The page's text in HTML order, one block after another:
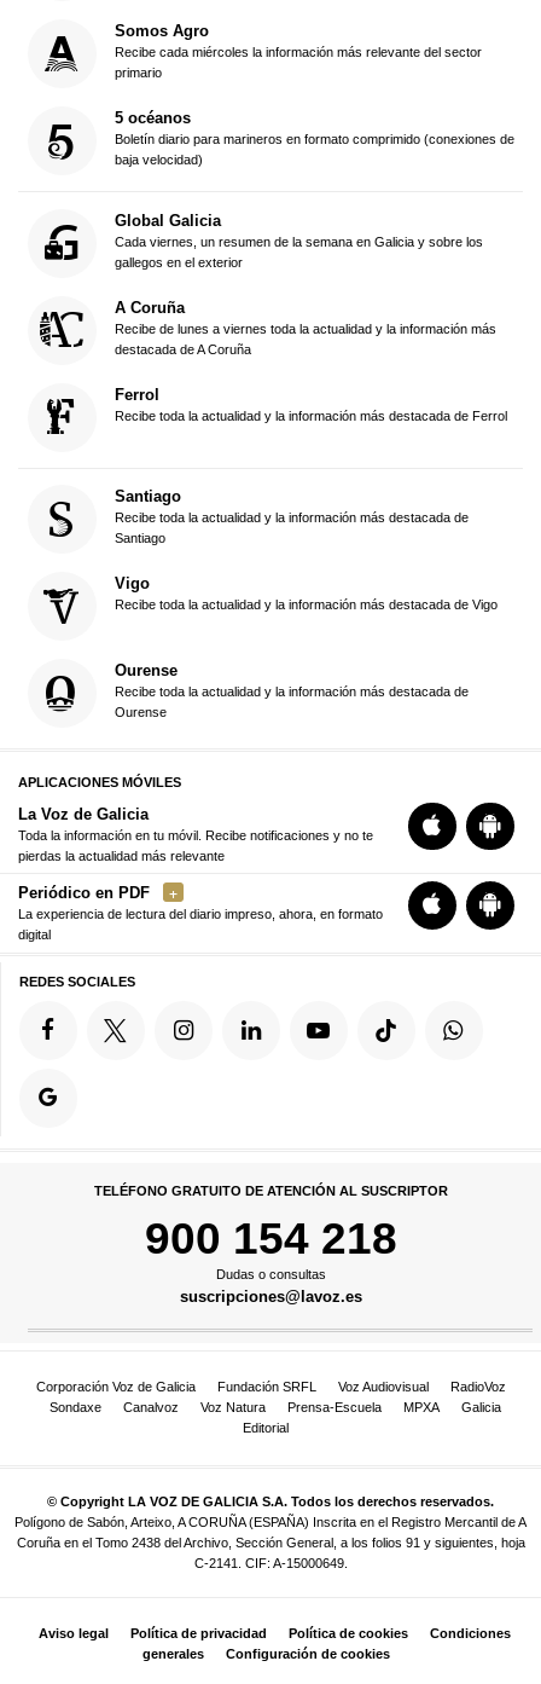
Somos Agro
Recibe cada miércoles la información más relevante del sector
primario
5 océanos
Boletín diario para marineros en formato comprimido (conexiones de
baja velocidad)
Global Galicia
Cada viernes, un resumen de la semana en Galicia y sobre los
gallegos en el exterior
A Coruña
Recibe de lunes a viernes toda la actualidad y la información más
destacada de A Coruña
Ferrol
Recibe toda la actualidad y la información más destacada de Ferrol
Santiago
Recibe toda la actualidad y la información más destacada de
Santiago
Vigo
Recibe toda la actualidad y la información más destacada de Vigo
Ourense
Recibe toda la actualidad y la información más destacada de
Ourense
APLICACIONES MÓVILES
La Voz de Galicia
Toda la información en tu móvil. Recibe notificaciones y no te
pierdas la actualidad más relevante
Periódico en PDF
La experiencia de lectura del diario impreso, ahora, en formato
digital
REDES SOCIALES
TELÉFONO GRATUITO DE ATENCIÓN AL SUSCRIPTOR
900 154 218
Dudas o consultas
suscripciones@lavoz.es
Corporación Voz de Galicia Fundación SRFL Voz Audiovisual
RadioVoz
Sondaxe
Canalvoz Voz Natura Prensa-Escuela MPXA
Galicia
Editorial
© Copyright LA VOZ DE GALICIA S.A. Todos los derechos reservados.
Polígono de Sabón, Arteixo, A CORUÑA (ESPAÑA) Inscrita en el Registro Mercantil de A
Coruña en el Tomo 2438 del Archivo, Sección General, a los folios 91 y siguientes, hoja
C-2141. CIF: A-15000649.
Aviso legal Política de privacidad Política de cookies
Condiciones
generales
Configuración de cookies